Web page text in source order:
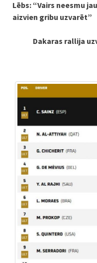
Reading
Lēbs: “Vairs neesmu
aizvien gribu uzvarēt”
Dakaras rallija